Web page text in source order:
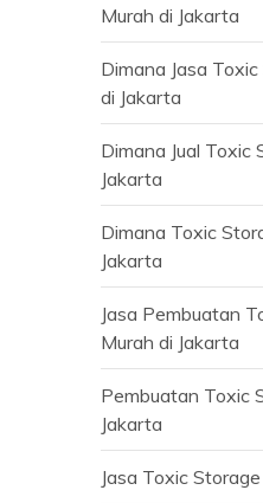
Murah di Jakarta
Dimana Jasa
di Jakarta
Dimana Jual Toxic
Jakarta
Dimana Toxic
Jakarta
Jasa Pembuatan
Murah di Jakarta
Pembuatan Toxic
Jakarta
Jasa Toxic